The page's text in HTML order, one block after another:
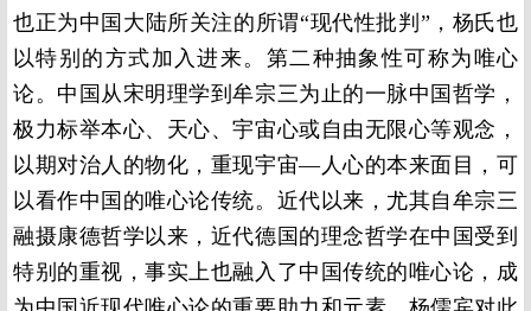
也正为中国大陆所关注的所谓“现代性批判”，杨氏也
以特别的方式加入进来。第二种抽象性可称为唯心
论。中国从宋明理学到牟宗三为止的一脉中国哲学，
极力标举本心、天心、宇宙心或自由无限心等观念，
以期对治人的物化，重现宇宙—人心的本来面目，可
以看作中国的唯心论传统。近代以来，尤其自牟宗三
融摄康德哲学以来，近代德国的理念哲学在中国受到
特别的重视，事实上也融入了中国传统的唯心论，成